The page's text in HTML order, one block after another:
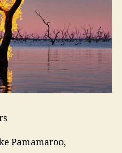
Pamamaroo,